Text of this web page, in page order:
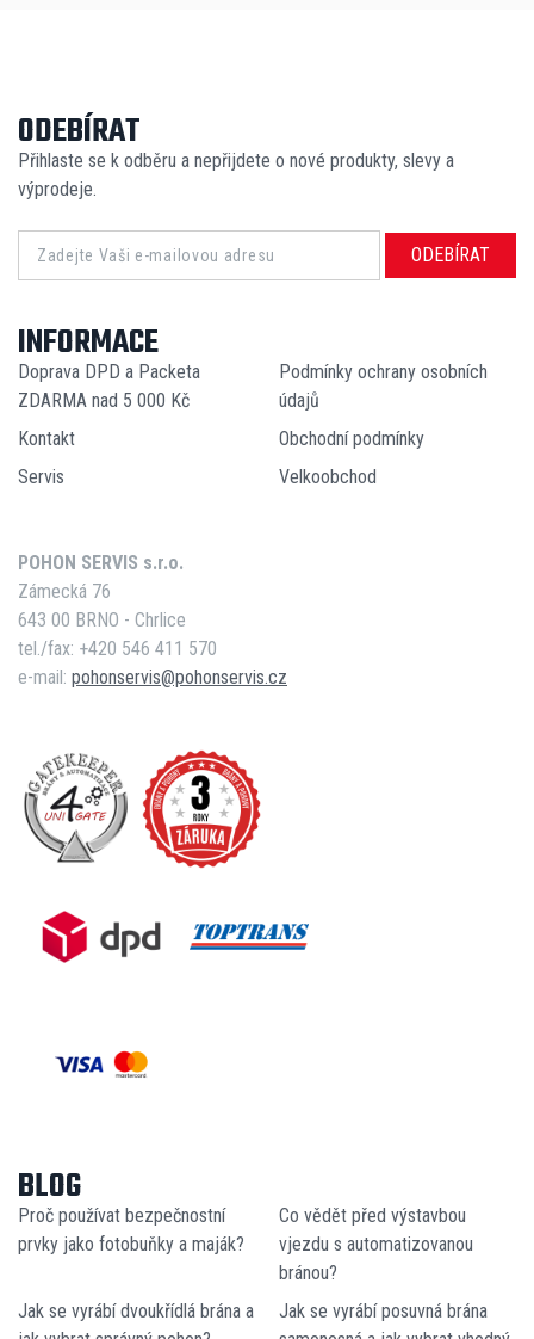
ODEBÍRAT
Přihlaste se k odběru a nepřijdete o nové produkty, slevy a
výprodeje.
ODEBÍRAT
INFORMACE
Doprava DPD a Packeta
ZDARMA nad 5 000 Kč
Podmínky ochrany osobních
údajů
Kontakt
Obchodní podmínky
Servis
Velkoobchod
POHON SERVIS s.r.o.
Zámecká 76
643 00 BRNO - Chrlice
tel./fax: +420 546 411 570
e-mail: pohonservis@pohonservis.cz
BLOG
Proč používat bezpečnostní
prvky jako fotobuňky a maják?
Co vědět před výstavbou
vjezdu s automatizovanou
bránou?
Jak se vyrábí dvoukřídlá brána a
Jak se vyrábí posuvná brána